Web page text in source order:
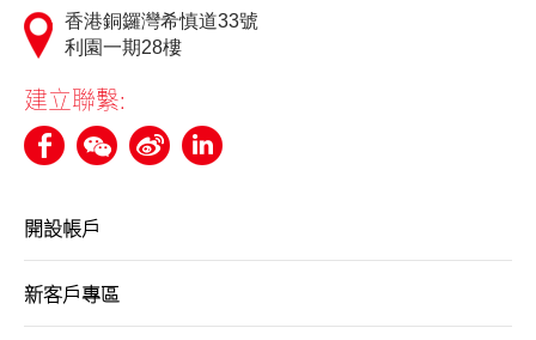
網絡安全意識
友情連結
香港銅鑼灣希慎道33號
利園一期28樓
建立聯繫:
開設帳戶
新客戶專區